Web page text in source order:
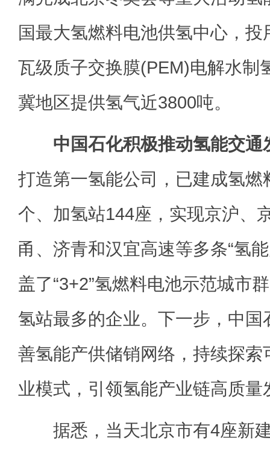
国最大氢燃料电池供氢中心，
瓦级质子交换膜(PEM)电解水制
冀地区提供氢气近3800吨。
中国石化积极推动氢能交通
打造第一氢能公司，已建成氢燃
个、加氢站144座，实现京沪、
甬、济青和汉宜高速等多条“氢
盖了“3+2”氢燃料电池示范城市
氢站最多的企业。下一步，中国
善氢能产供储销网络，持续探索
业模式，引领氢能产业链高质量
据悉，当天北京市有4座新建